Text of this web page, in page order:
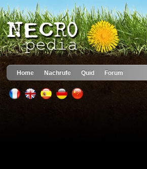
Home Nachrufe Quid Forum